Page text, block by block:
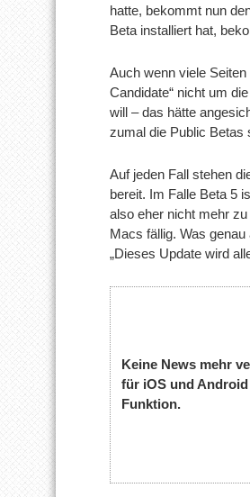
hatte, bekommt nun
Beta installiert hat,
Auch wenn viele
Candidate“ nicht um
will – das hätte
zumal die Public Betas
Auf jeden Fall stehen
bereit. Im Falle Beta 5
also eher nicht mehr
Macs fällig. Was
„Dieses Update wird
Keine News mehr
für iOS und
Funktion.